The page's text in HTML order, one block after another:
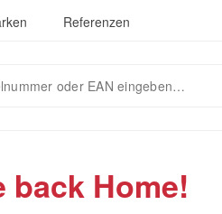
Referenzen
back Home!